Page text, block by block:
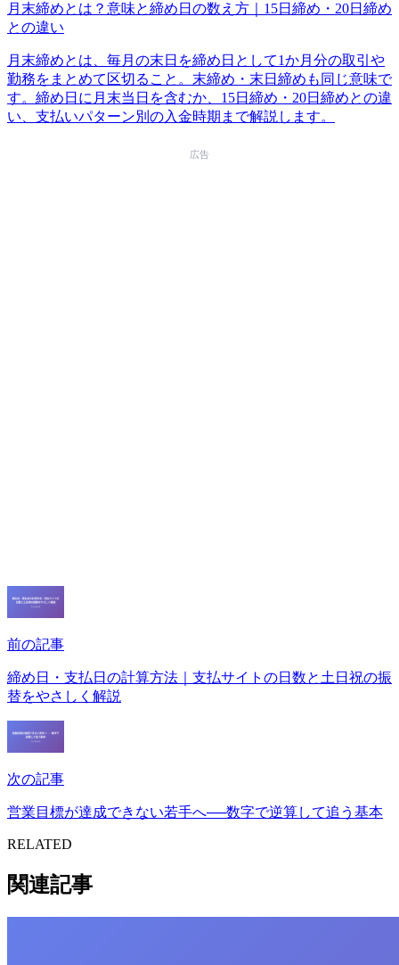
月末締めとは？意味と締め日の数え方｜15日締め・20日締め
との違い
月末締めとは、毎月の末日を締め日として1か月分の取引や
勤務をまとめて区切ること。末締め・末日締めも同じ意味で
す。締め日に月末当日を含むか、15日締め・20日締めとの違
い、支払いパターン別の入金時期まで解説します。
広告
前の記事
締め日・支払日の計算方法｜支払サイトの日数と土日祝の振
替をやさしく解説
次の記事
営業目標が達成できない若手へ──数字で逆算して追う基本
RELATED
関連記事